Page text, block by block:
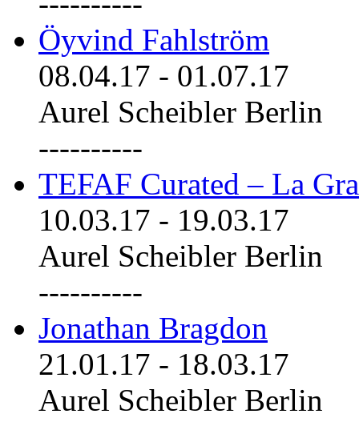
Öyvind Fahlström
08.04.17 - 01.07.17
Aurel Scheibler Berlin
----------
TEFAF Curated – La
10.03.17 - 19.03.17
Aurel Scheibler Berlin
----------
Jonathan Bragdon
21.01.17 - 18.03.17
Aurel Scheibler Berlin